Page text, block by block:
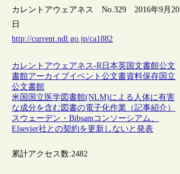
カレントアウェアネス No.329 2016年9月20
日
http://current.ndl.go.jp/ca1882
カレントアウェアネス-R日本英国文書館公文
書館アーカイブイベント公文書資料保存国立
公文書館
米国国立医学図書館(NLM)による人体に有害
な成分を含む図書の電子化作業（記事紹介）
スウェーデン・Bibsamコンソーシアム、
Elsevier社との契約を更新しないと発表
累計アクセス数:2482